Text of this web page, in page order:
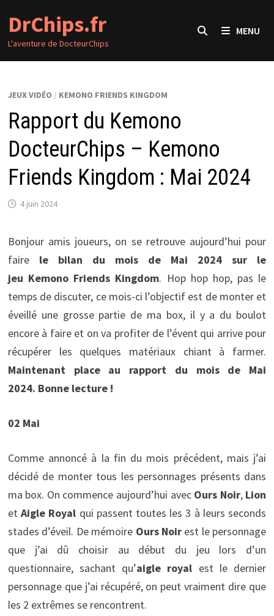
contenu
DrChips.fr
L'aventure de DocteurChips
MENU
JEUX VIDÉO / KEMONO FRIENDS KINGDOM
Rapport du Kemono
DocteurChips – Kemono
Friends Kingdom : Mai 2024
4 juin 2024
Bonjour amis joueurs, on se retrouve aujourd’hui pour
faire le bilan du mois de Mai 2024 sur le
jeu Kemono Friends Kingdom. Hop hop hop, pas le
temps de discuter, ce mois-ci l’objectif est de monter et
éveillé une grosse partie de ma box, il y a du boulot
encore à faire et on va profiter de l’évent qui arrive pour
récupérer les quelques matériaux chiant à farmer.
Maintenant place au rapport du mois de Mai
2024. Bonne lecture !
02 Mai
Comme annoncé à la fin du mois précédent, mais j’ai
décidé de monter tous les personnages présents dans
ma box. On commence aujourd’hui avec Ours Noir, Lion
etAigle Royal qui passent toutes les 3 à leurs seconds
stades d’éveil. De mémoire Ours Noirest le personnage
que j’ai dû choisir au début du jeu lors d’un
questionnaire, sachant qu’aigle royal est le dernier
personnage que j’ai récupéré, on peut vraiment dire que
les 2 extrêmes se rencontrent.